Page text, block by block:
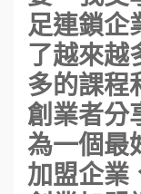
足連鎖企
了越來越
多的課程
創業者分
為一個最
加盟企業